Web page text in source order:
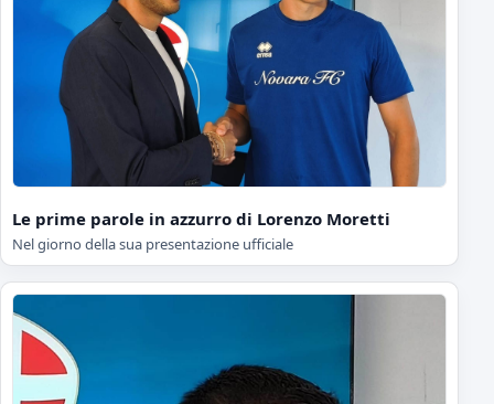
Le prime parole in azzurro di Lorenzo Moretti
Nel giorno della sua presentazione ufficiale